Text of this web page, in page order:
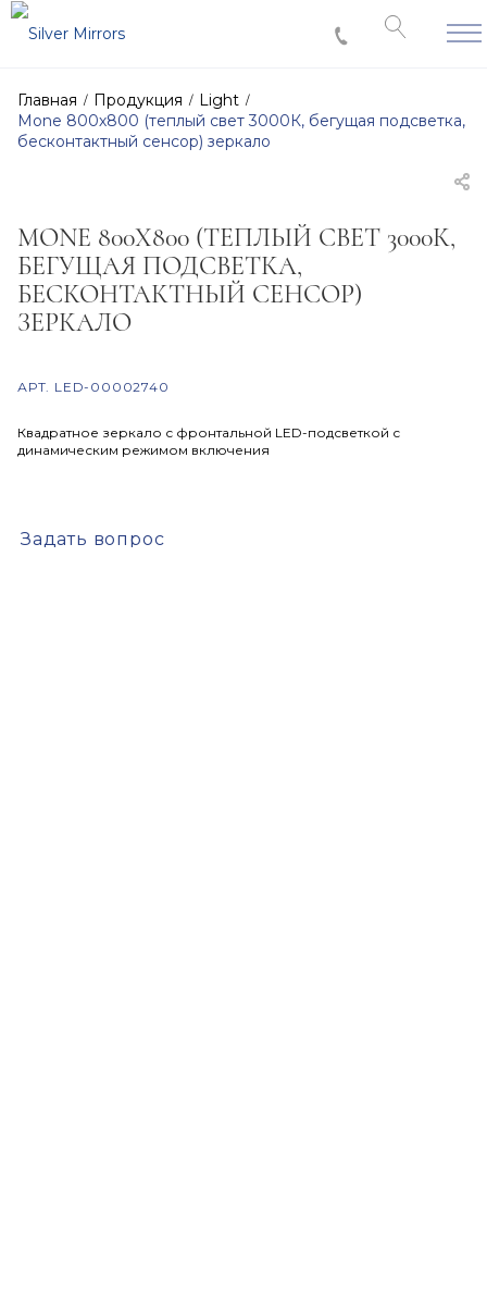
Главная Продукция
Light
Mone 800х800 (теплый свет 3000К, бегущая подсветка,
бесконтактный сенсор) зеркало
MONE 800Х800 (ТЕПЛЫЙ СВЕТ 3000К,
БЕГУЩАЯ ПОДСВЕТКА,
БЕСКОНТАКТНЫЙ СЕНСОР)
ЗЕРКАЛО
АРТ. LED-00002740
Квадратное зеркало с фронтальной LED-подсветкой с
динамическим режимом включения
Задать вопрос